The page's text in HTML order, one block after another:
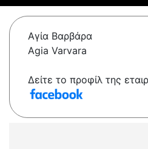
Αγία Βαρβάρα
Agia Varvara
Δείτε το προφίλ της